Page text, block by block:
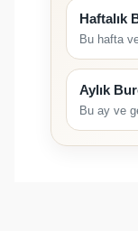
Haftalık
Bu hafta
Aylık
Bu ay ve